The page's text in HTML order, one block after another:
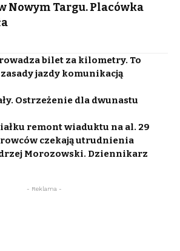
Nowym Targu. Placówka
bilet za kilometry. To
jazdy komunikacją
Ostrzeżenie dla dwunastu
remont wiaduktu na al. 29
czekają utrudnienia
Morozowski. Dziennikarz
- Reklama -